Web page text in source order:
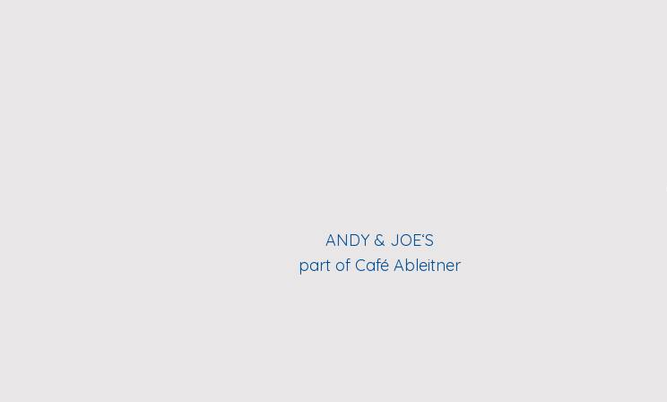
ANDY & JOE‘S
part of Café Ableitner